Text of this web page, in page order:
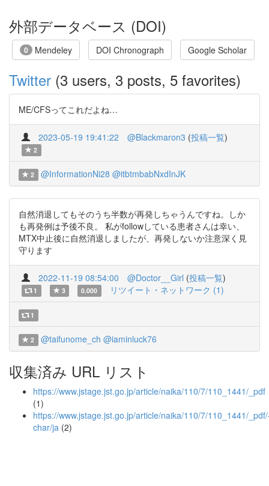
外部データベース (DOI)
0 Mendeley DOI Chronograph Google Scholar
Twitter (3 users, 3 posts, 5 favorites)
ME/CFSってこれだよね…
2023-05-19 19:41:22 @Blackmaron3 (投稿一覧)
2
2 @InformationNi28 @itbtmbabNxdInJK
自然消退してもそのうち半数が再発しちゃうんですね。しか
も再発例は予後不良。 私がfollowしている患者さんは幸い、
MTX中止後に自然消退しましたが、再発しないか注意深く見
守ります
2022-11-19 08:54:00 @Doctor__Girl (投稿一覧)
1 3 0.000 リツイート・ネットワーク (1)
1
2 @taifunome_ch @iaminluck76
収集済み URL リスト
https://www.jstage.jst.go.jp/article/naika/110/7/110_1441/_pdf
(1)
https://www.jstage.jst.go.jp/article/naika/110/7/110_1441/
char/ja (2)